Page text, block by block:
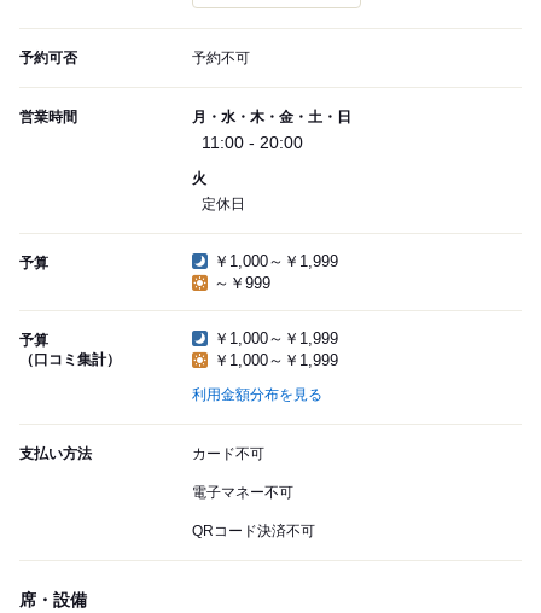
予約可否 予約不可
営業時間 月・水・木・金・土・日
11:00 - 20:00
火
定休日
予算
￥1,000～￥1,999
～￥999
予算
（口コミ集計）
￥1,000～￥1,999
￥1,000～￥1,999
利用金額分布を見る
支払い方法 カード不可
電子マネー不可
QRコード決済不可
席・設備